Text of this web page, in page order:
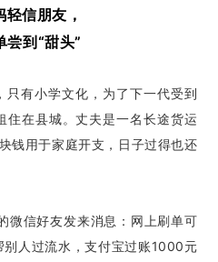
轻信朋友，
尝到“甜头”
只有小学文化，为了下一代受到
住在县城。丈夫是一名长途货运
钱用于家庭开支，日子过得也还
微信好友发来消息：网上刷单可
人过流水，支付宝过账1000元